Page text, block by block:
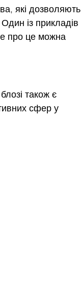
які дозволяють
із прикладів
про це можна
також є
сфер у